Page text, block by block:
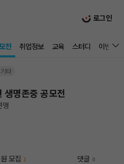
로그인
전 취업정보 교육 스터디 이벤트
기타
명존중 공모전
맹
모집 1 댓글 0